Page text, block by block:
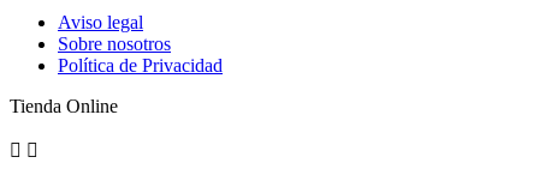
Aviso legal
Sobre nosotros
Política de Privacidad
Tienda Online
 